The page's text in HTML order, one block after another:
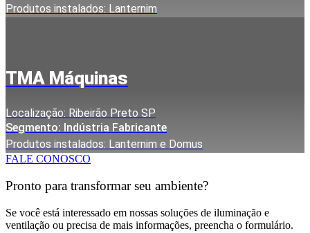
Produtos instalados: Lanternim
TMA Máquinas
Localização: Ribeirão Preto SP
Segmento: Indústria Fabricante
Produtos instalados: Lanternim e Domus
FALE CONOSCO
Pronto para transformar seu ambiente?
Se você está interessado em nossas soluções de iluminação e
ventilação ou precisa de mais informações, preencha o formulário.